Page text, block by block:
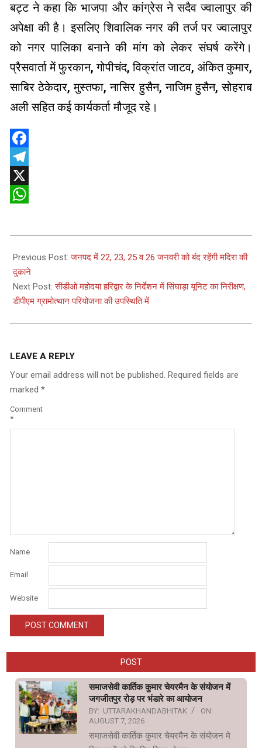
बट्ट ने कहा कि भाजपा और कांग्रेस ने सदैव ज्वालापुर की
अपेक्षा की है। इसलिए शिवालिक नगर की तर्ज पर ज्वालापुर
को नगर पालिका बनाने की मांग को लेकर संघर्ष करेंगे।
प्रैसवार्ता में फुरकान, गोपीचंद, विक्रांत जाटव, अंकित कुमार,
साबिर ठेकेदार, मुस्तफा, नासिर हुसैन, नाजिम हुसैन, सोहराब
अली सहित कई कार्यकर्ता मौजूद रहे।
Facebook
Telegram
X
01-
22
Previous Post:जनपद में 22, 23, 25 व 26 जनवरी को बंद रहेंगी मदिरा की
दुकाने
Next Post:सीडीओ महोदया हरिद्वार के निर्देशन में सिंघाड़ा यूनिट का निरीक्षण,
डीपीएम ग्रामोत्थान परियोजना की उपस्थिति में
LEAVE A REPLY
Your email address will not be published. Required fields are
marked *
Comment
*
Name
Email
Website
POST
समाजसेवी कार्तिक कुमार चेयरमैन के संयोजन में
जगजीतपुर रोड़ पर भंडारे का आयोजन
BY: UTTARAKHANDABHITAK
ON:
AUGUST 7, 2026
समाजसेवी कार्तिक कुमार चेयरमैन के संयोजन मे